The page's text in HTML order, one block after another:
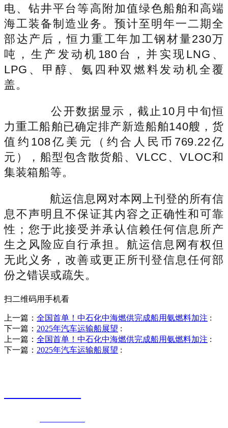
电、钻井平台等高附加值绿色船舶和高端
海工装备制造业务。预计至明年一二期全
部达产后，恒力重工年加工钢材量230万
吨，生产发动机180台，并实现LNG、
LPG、甲醇、氨四种双燃料发动机全覆
盖。
公开数据显示，截止10月中旬恒
力重工船舶已确定排产新造船舶140艘，货
值约108亿美元（约合人民币769.22亿
元），船型包含散货船、VLCC、VLOC和
集装箱船等。
航运信息网对本网上刊登的所有信
息不声明且不保证其内容之正确性和可靠
性；您于此接受并承认信赖任何信息所产
生之风险应自行承担。航运信息网有权但
无此义务，改善或更正所刊登信息任何部
份之错误或疏失。
扫二维码用手机看
上一篇： 全国首单！中石化中海燃供完成船用氨燃料加注 :
下一篇： 2025年汽车运输船展望 :
上一篇： 全国首单！中石化中海燃供完成船用氨燃料加注 :
下一篇： 2025年汽车运输船展望 :